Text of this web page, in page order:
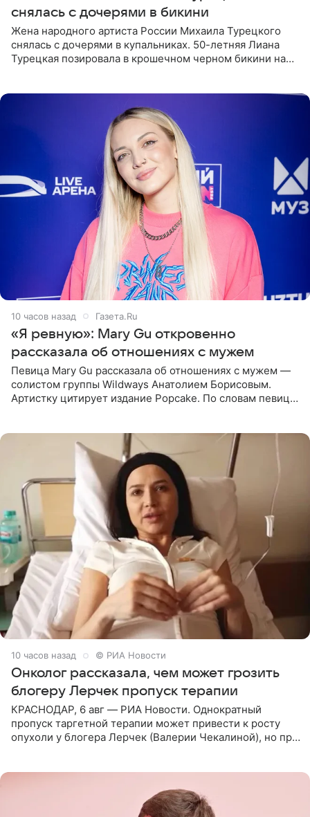
снялась с дочерями в бикини
Жена народного артиста России Михаила Турецкого
снялась с дочерями в купальниках. 50-летняя Лиана
Турецкая позировала в крошечном черном бикини на
10 часов назад Газета.Ru
«Я ревную»: Mary Gu откровенно
рассказала об отношениях с мужем
Певица Mary Gu рассказала об отношениях с мужем —
солистом группы Wildways Анатолием Борисовым.
Артистку цитирует издание Popcake. По словам певицы,
10 часов назад © РИА Новости
Онколог рассказала, чем может грозить
блогеру Лерчек пропуск терапии
КРАСНОДАР, 6 авг — РИА Новости. Однократный
пропуск таргетной терапии может привести к росту
опухоли у блогера Лерчек (Валерии Чекалиной), но при